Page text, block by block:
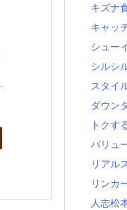
キズナ
キャッ
シュー
シルシ
スタイ
ダウン
トクす
バリュ
リアル
リンカ
人志松